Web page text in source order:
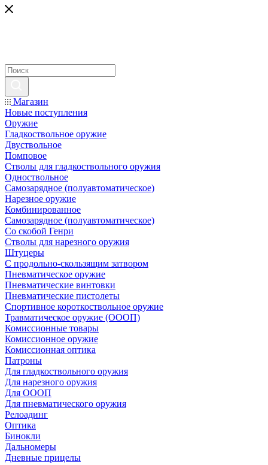
Магазин
Новые поступления
Оружие
Гладкоствольное оружие
Двуствольное
Помповое
Стволы для гладкоствольного оружия
Одноствольное
Самозарядное (полуавтоматическое)
Нарезное оружие
Комбинированное
Самозарядное (полуавтоматическое)
Со скобой Генри
Стволы для нарезного оружия
Штуцеры
С продольно-скользящим затвором
Пневматическое оружие
Пневматические винтовки
Пневматические пистолеты
Спортивное короткоствольное оружие
Травматическое оружие (ОООП)
Комиссионные товары
Комиссионное оружие
Комиссионная оптика
Патроны
Для гладкоствольного оружия
Для нарезного оружия
Для ОООП
Для пневматического оружия
Релоадинг
Оптика
Бинокли
Дальномеры
Дневные прицелы